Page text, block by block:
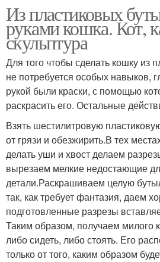
Из пластиковых
руками кошка. Кот,
скульптура
Для того чтобы сделать кошку из
не потребуется особых навыков,
рукой были краски, с помощью
раскрасить его. Остальные
Взять шестилитровую
от грязи и обезжирить.В тех
делать уши и хвост делаем
вырезаем мелкие недостающие
детали.Раскрашиваем целую
так, как требует фантазия, даем
подготовленные разрезы
Таким образом, получаем милого
либо сидеть, либо стоять. Его
только от того, каким образом